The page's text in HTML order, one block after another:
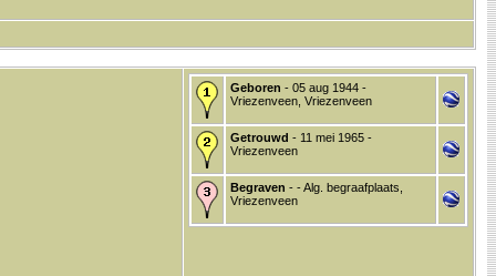
Geboren - 05 aug 1944 -
Vriezenveen, Vriezenveen
Getrouwd - 11 mei 1965 -
Vriezenveen
Begraven - - Alg. begraafplaats,
Vriezenveen